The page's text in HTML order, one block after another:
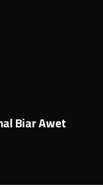
Biar Awet